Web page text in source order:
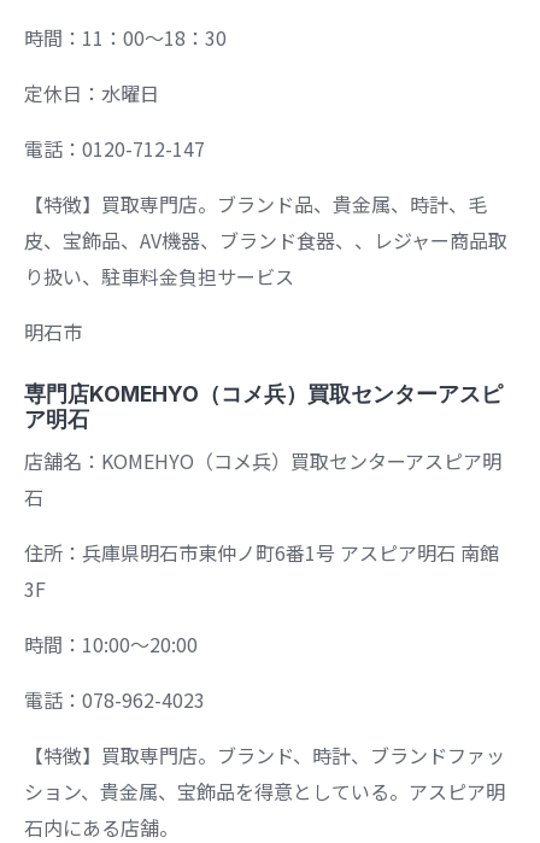
時間：11：00～18：30
定休日：水曜日
電話：0120-712-147
【特徴】買取専門店。ブランド品、貴金属、時計、毛
皮、宝飾品、AV機器、ブランド食器、、レジャー商品取
り扱い、駐車料金負担サービス
明石市
専門店KOMEHYO（コメ兵）買取センターアスピ
ア明石
店舗名：KOMEHYO（コメ兵）買取センターアスピア明
石
住所：兵庫県明石市東仲ノ町6番1号 アスピア明石 南館
3F
時間：10:00～20:00
電話：078-962-4023
【特徴】買取専門店。ブランド、時計、ブランドファッ
ション、貴金属、宝飾品を得意としている。アスピア明
石内にある店舗。